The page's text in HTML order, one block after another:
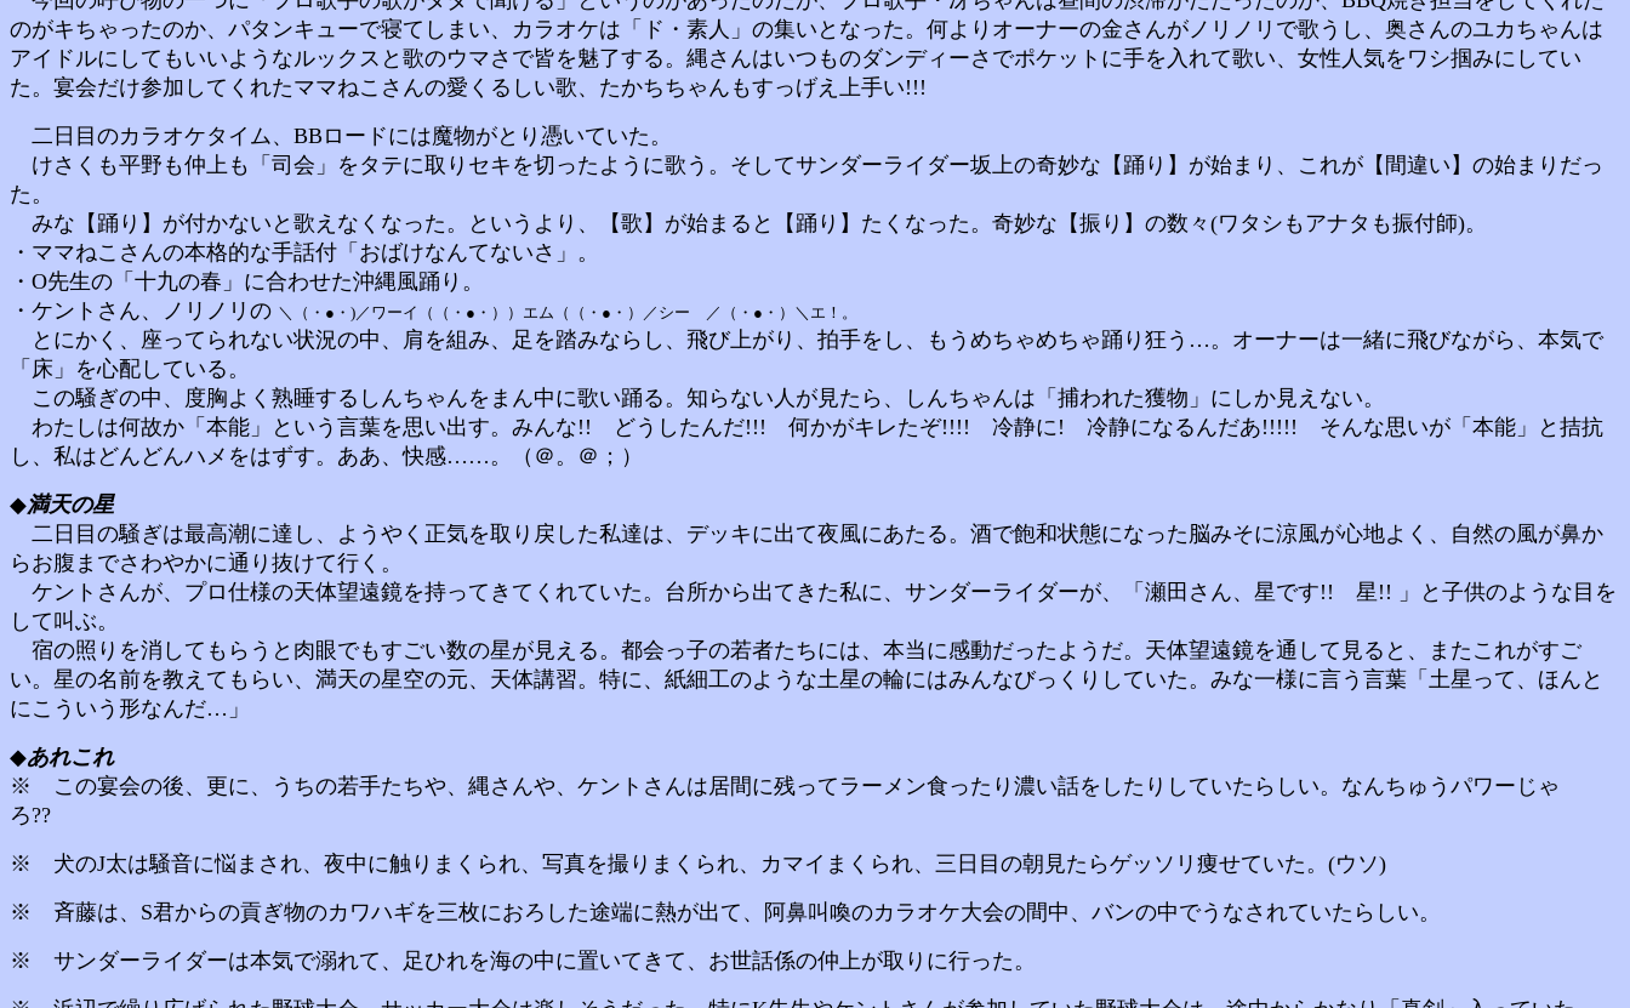
のがキちゃったのか、パタンキューで寝てしまい、カラオケは「ド・素人」の集いとなった。何よりオーナーの金さんがノリノリで歌うし、奥さんのユカちゃんは
アイドルにしてもいいようなルックスと歌のウマさで皆を魅了する。縄さんはいつものダンディーさでポケットに手を入れて歌い、女性人気をワシ掴みにしてい
た。宴会だけ参加してくれたママねこさんの愛くるしい歌、たかちちゃんもすっげえ上手い!!!
二日目のカラオケタイム、BBロードには魔物がとり憑いていた。
けさくも平野も仲上も「司会」をタテに取りセキを切ったように歌う。そしてサンダーライダー坂上の奇妙な【踊り】が始まり、これが【間違い】の始まりだっ
た。
みな【踊り】が付かないと歌えなくなった。というより、【歌】が始まると【踊り】たくなった。奇妙な【振り】の数々(ワタシもアナタも振付師)。
・ママねこさんの本格的な手話付「おばけなんてないさ」。
・O先生の「十九の春」に合わせた沖縄風踊り。
・ケントさん、ノリノリの ＼（・●・)／ワーイ（（・●・））エム（（・●・）／シー ／（・●・）＼エ！。
とにかく、座ってられない状況の中、肩を組み、足を踏みならし、飛び上がり、拍手をし、もうめちゃめちゃ踊り狂う…。オーナーは一緒に飛びながら、本気で
「床」を心配している。
この騒ぎの中、度胸よく熟睡するしんちゃんをまん中に歌い踊る。知らない人が見たら、しんちゃんは「捕われた獲物」にしか見えない。
わたしは何故か「本能」という言葉を思い出す。みんな!! どうしたんだ!!! 何かがキレたぞ!!!! 冷静に! 冷静になるんだあ!!!!! そんな思いが「本能」と拮抗
し、私はどんどんハメをはずす。ああ、快感……。（＠。＠；）
◆満天の星
二日目の騒ぎは最高潮に達し、ようやく正気を取り戻した私達は、デッキに出て夜風にあたる。酒で飽和状態になった脳みそに涼風が心地よく、自然の風が鼻か
らお腹までさわやかに通り抜けて行く。
ケントさんが、プロ仕様の天体望遠鏡を持ってきてくれていた。台所から出てきた私に、サンダーライダーが、「瀬田さん、星です!! 星!! 」と子供のような目を
して叫ぶ。
宿の照りを消してもらうと肉眼でもすごい数の星が見える。都会っ子の若者たちには、本当に感動だったようだ。天体望遠鏡を通して見ると、またこれがすご
い。星の名前を教えてもらい、満天の星空の元、天体講習。特に、紙細工のような土星の輪にはみんなびっくりしていた。みな一様に言う言葉「土星って、ほんと
にこういう形なんだ…」
◆あれこれ
※ この宴会の後、更に、うちの若手たちや、縄さんや、ケントさんは居間に残ってラーメン食ったり濃い話をしたりしていたらしい。なんちゅうパワーじゃ
ろ??
※ 犬のJ太は騒音に悩まされ、夜中に触りまくられ、写真を撮りまくられ、カマイまくられ、三日目の朝見たらゲッソリ痩せていた。(ウソ)
※ 斉藤は、S君からの貢ぎ物のカワハギを三枚におろした途端に熱が出て、阿鼻叫喚のカラオケ大会の間中、バンの中でうなされていたらしい。
※ サンダーライダーは本気で溺れて、足ひれを海の中に置いてきて、お世話係の仲上が取りに行った。